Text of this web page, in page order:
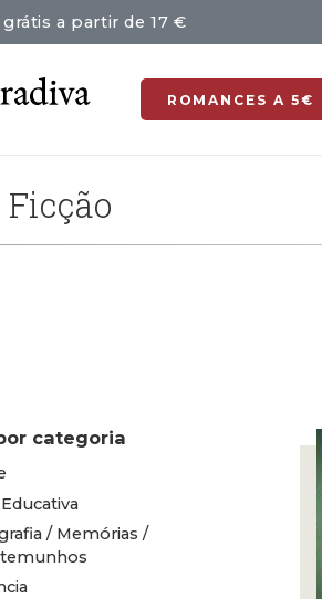
a partir de 17 €
ROMANCES A 5€
Ficção
categoria
/ Memórias /